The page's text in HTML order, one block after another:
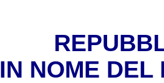
IN NOME DEL